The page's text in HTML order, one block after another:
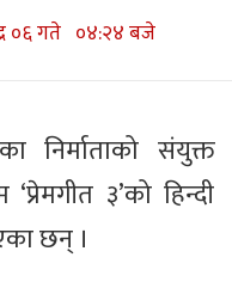
०६ गते ०४:२४ बजे
निर्माताको संयुक्त
३’को हिन्दी
छन् ।